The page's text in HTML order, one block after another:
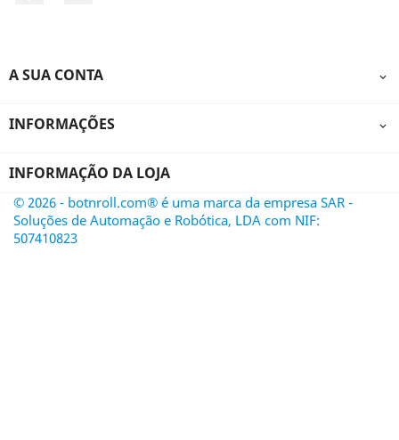
A SUA CONTA 
INFORMAÇÕES 
INFORMAÇÃO DA LOJA
© 2026 - botnroll.com® é uma marca da empresa SAR -
Soluções de Automação e Robótica, LDA com NIF:
507410823